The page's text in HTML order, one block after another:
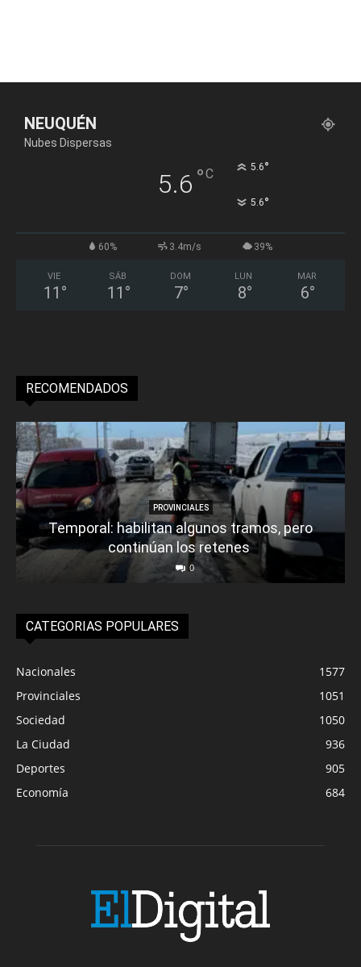
NEUQUÉN
Nubes Dispersas
5.6 °C 5.6°
5.6°
60% 3.4m/s 39%
VIE
11 °
SÁB
11 °
DOM
7°
LUN
8°
MAR
6°
RECOMENDADOS
PROVINCIALES
Temporal: habilitan algunos tramos, pero
continúan los retenes
0
CATEGORIAS POPULARES
Nacionales
1577
Provinciales
1051
Sociedad
1050
La Ciudad
936
Deportes
905
Economía
684